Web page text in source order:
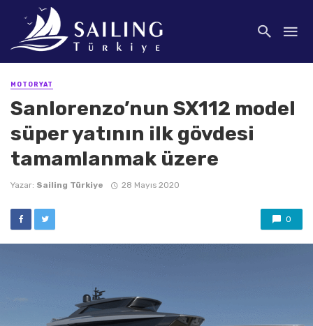
MOTORYAT
Sanlorenzo’nun SX112 model
süper yatının ilk gövdesi
tamamlanmak üzere
Yazar: Sailing Türkiye 28 Mayıs 2020
0